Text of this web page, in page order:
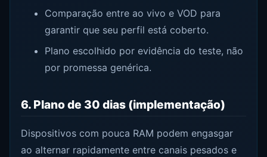
Comparação entre ao vivo e VOD para
garantir que seu perfil está coberto.
Plano escolhido por evidência do teste, não
por promessa genérica.
6. Plano de 30 dias (implementação)
Dispositivos com pouca RAM podem engasgar
ao alternar rapidamente entre canais pesados e